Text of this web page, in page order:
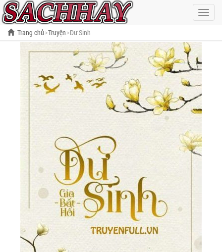
Hiện
menu
Trang chủ Truyện Dư Sinh